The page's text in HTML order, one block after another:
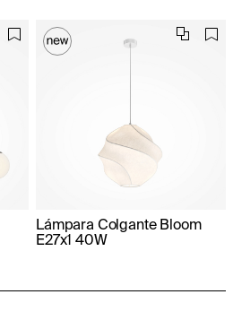
Lámpara Colgante Bloom
E27x1 40W